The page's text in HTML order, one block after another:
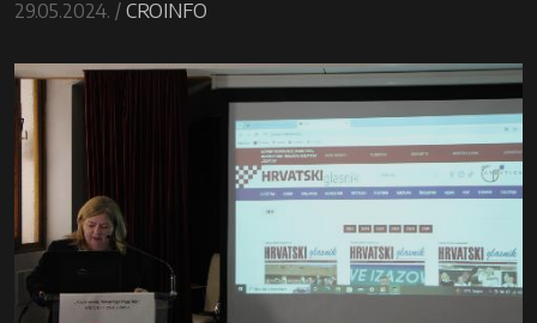
29.05.2024. / CROINFO